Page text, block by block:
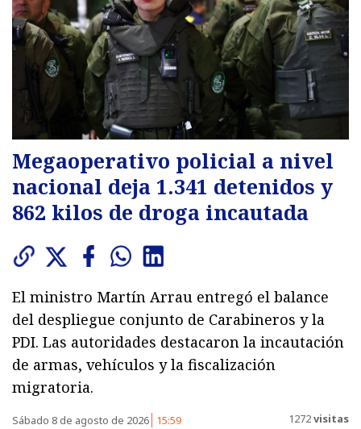
Megaoperativo policial a nivel
nacional deja 1.341 detenidos y
862 kilos de droga incautada
El ministro Martín Arrau entregó el balance
del despliegue conjunto de Carabineros y la
PDI. Las autoridades destacaron la incautación
de armas, vehículos y la fiscalización
migratoria.
Sábado 8 de agosto de 2026 15:59 1272visitas